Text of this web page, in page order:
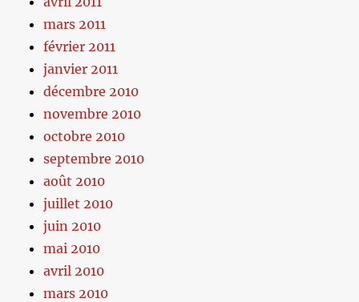
mars 2011
février 2011
janvier 2011
décembre 2010
novembre 2010
octobre 2010
septembre 2010
août 2010
juillet 2010
juin 2010
mai 2010
avril 2010
mars 2010